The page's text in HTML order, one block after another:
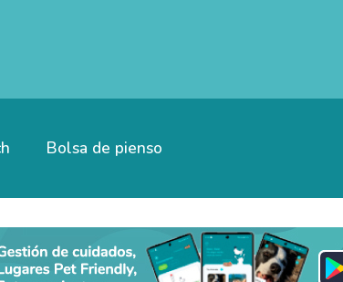
Bolsa de pienso